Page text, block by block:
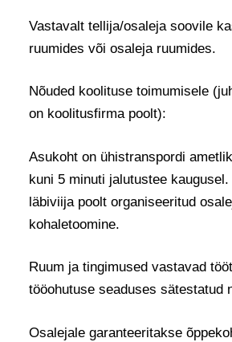
Vastavalt tellija/osaleja soovile
ruumides või osaleja ruumides.
Nõuded koolituse toimumisele
on koolitusfirma poolt):
Asukoht on ühistranspordi
kuni 5 minuti jalutustee kaugusel.
läbiviija poolt organiseeritud
kohaletoomine.
Ruum ja tingimused vastavad
tööohutuse seaduses sätestatud
Osalejale garanteeritakse